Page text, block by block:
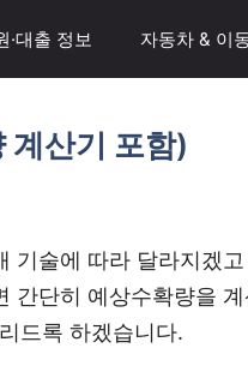
·대출 정보 자동차 & 이
계산기 포함)
기술에 따라 달라지겠
간단히 예상수확량을
드록 하겠습니다.